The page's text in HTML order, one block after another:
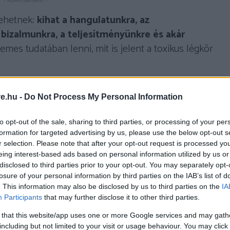
- Do Not Process My Personal Information
opt-out of the sale, sharing to third parties, or processing of your
for targeted advertising by us, please use the below opt-out
selection. Please note that after your opt-out request is processed
interest-based ads based on personal information utilized by us
to third parties prior to your opt-out. You may separately
of your personal information by third parties on the IAB’s list of
This information may also be disclosed by us to third parties on the
Participants that may further disclose it to other third parties.
that this website/app uses one or more Google services and may
but not limited to your visit or usage behaviour. You may
kihat a hangulatunkra, az
a teljesítményünkre és akár
tudatában lenni, mit is jelent a toxikus légkör
jelek, melyek közül ha többet is tapasztalsz,
túl jó jel, ugyanis ez egy manipulatív technika,
éreztetni veled, hogy azért is hálásnak kell
Azazrombolják az önbecsülésed, nem
a dolgozókat megtartani, az nem egy